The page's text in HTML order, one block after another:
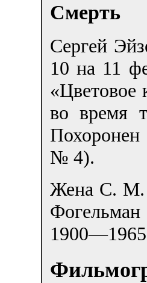
Смерть
Сергей
10 на 11
«Цветовое
во время
№ 4).
Жена С. М.